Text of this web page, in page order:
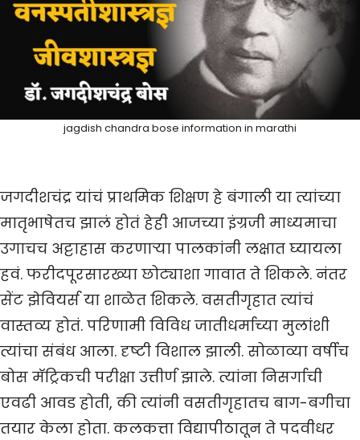
jagdish chandra bose information in marathi
जगदीशचंद्र यांचं प्राथमिक शिक्षण हे बंगाली या त्यांच्या
मातृभाषेतच झालं होतं हेही आजच्या इंग्रजी माध्यमाचा
उगाचच अट्टाहास करणाऱ्या पालकांनी लक्षात घ्यायला
हवं. फरीदपूरसारख्या छोट्याशा गावात ते शिकले. नंतर
सेंट झेवियर्स या शाळेत शिकले. वसतीगृहात त्यांचं
वास्तव्य होतं. परिणामी विविध जातीधर्माच्या मुलांशी
त्यांचा संबंध आला. दृष्टी विशाल झाली. सोळाव्या वर्षीच
बोस मॅट्रिकची परीक्षा उत्तीर्ण झाले. त्यांना निसर्गाची
एवढी आवड होती, की त्यांनी वसतीगृहातच बाग-बगीचा
तयार केला होता. कलकत्ता विद्यापीठातून ते पदवीधर